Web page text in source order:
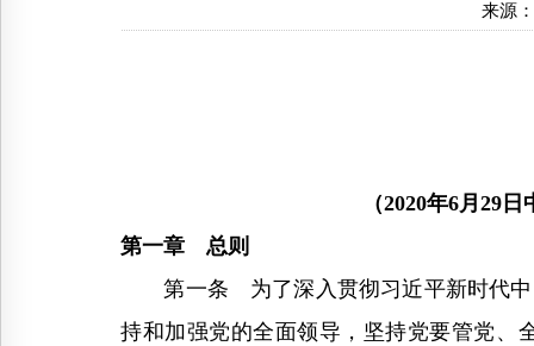
来源：
（2020年6月29日
第一章 总则
第一条 为了深入贯彻习近平新时代中
持和加强党的全面领导，坚持党要管党、